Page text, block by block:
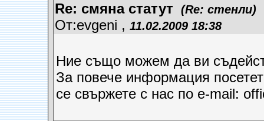
Re: смяна статут (Re: стенли)
От:evgeni , 11.02.2009 18:38
Ние също можем да ви
За повече информация
се свържете с нас по e-mail: